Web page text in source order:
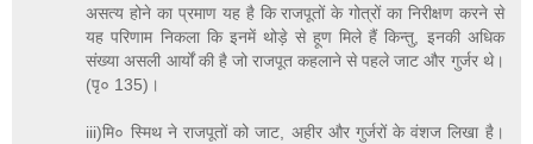
असत्य होने का प्रमाण यह है कि राजपूतों के गोत्रों का निरीक्षण करने से
यह परिणाम निकला कि इनमें थोड़े से हूण मिले हैं किन्तु, इनकी अधिक
संख्या असली आर्यों की है जो राजपूत कहलाने से पहले जाट और गुर्जर थे।
(पृ० 135)।
iii)मि० स्मिथ ने राजपूतों को जाट, अहीर और गुर्जरों के वंशज लिखा है।